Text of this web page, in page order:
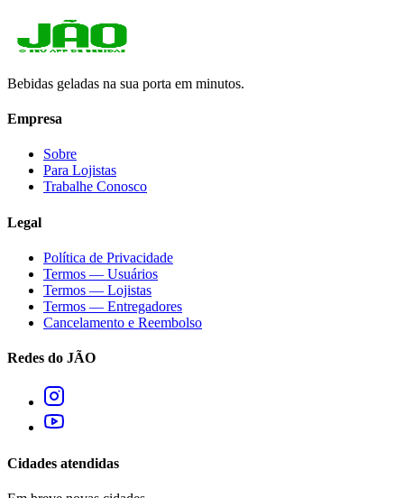
Bebidas geladas na sua porta em minutos.
Empresa
Sobre
Para Lojistas
Trabalhe Conosco
Legal
Política de Privacidade
Termos — Usuários
Termos — Lojistas
Termos — Entregadores
Cancelamento e Reembolso
Redes do JÃO
Cidades atendidas